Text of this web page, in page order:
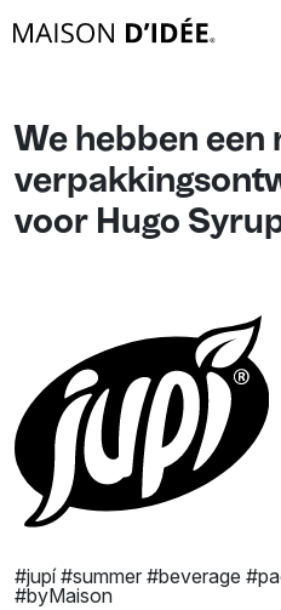
We hebben een
voor Hugo
#jupí #summer #beverage
#byMaison